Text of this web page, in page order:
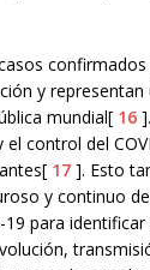
y representan
mundial[ 16
control del
17 ]. Esto
y continuo
para